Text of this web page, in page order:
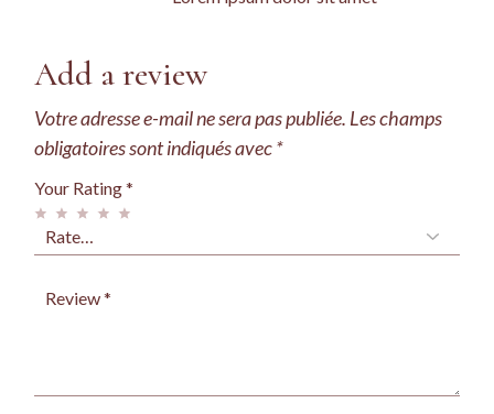
Add a review
Votre adresse e-mail ne sera pas publiée. Les champs
obligatoires sont indiqués avec*
Your Rating*